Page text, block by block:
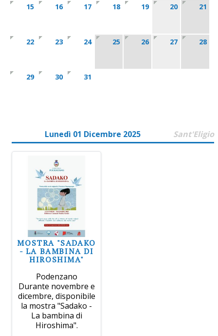
15 16 17 18 19 20 21
22 23 24 25 26 27 28
29 30 31
Lunedì 01 Dicembre 2025 Sant'Eligio
MOSTRA "SADAKO
- LA BAMBINA DI
HIROSHIMA"
Podenzano
Durante novembre e
dicembre, disponibile
la mostra "Sadako -
La bambina di
Hiroshima".